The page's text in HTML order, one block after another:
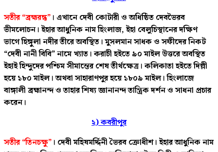
সতীর “ব্রহ্মরন্ধ” । এখানে দেবী কোটারী ও অধিষ্ঠিত দেবভৈরব
ভীমলোচন। ইহার আধুনিক নাম হিংলাজ, ইহা বেলুচিস্থানের দক্ষিণ
ভাগে হিঙ্গুলা নদীর তীরে অবস্থিত। মুসলমান সাধক ও সফীদের নিকট
“দেবী নানী বিবি” নামে খ্যাত। করাচী হইতে ৯০ মাইল উত্তরে অবস্থিত
ইহাই হিন্দুদের পশ্চিম সীমান্তের শেষ তীর্থক্ষেত্র। কলিকাতা হইতে দিল্লী
হয়ে ১৮০ মাইল। অথবা সাহারাণপুর হয়ে ১৮০৯ মাইল। হিংলাজে
বাঙ্গালী ব্রহ্মানন্দ ও তাহার শিষ্য জ্ঞানানন্দ তান্ত্রিক দর্শন ও সাধনা প্রচার
করেন।
২) কবরীপুর
সতীর “তিনচক্ষু” । দেবী মহিষমর্দ্দিনী ভৈরব ক্রোধীশ। ইহার আধুনিক নাম